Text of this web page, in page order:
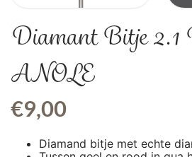
Diamant Bitje
ANOLE
€9,00
Diamand bitje met echte